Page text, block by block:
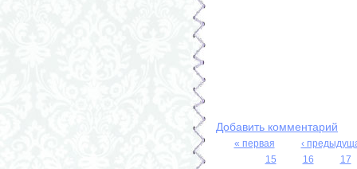
Добавить комментарий
Страницы
« первая
‹
15
16 17